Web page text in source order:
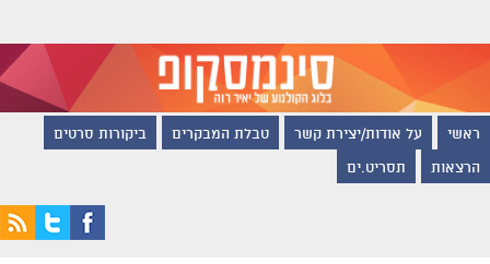
ראשי על אודות/יצירת קשר טבלת המבקרים ביקורות סרטים
הרצאות תסריט.ים